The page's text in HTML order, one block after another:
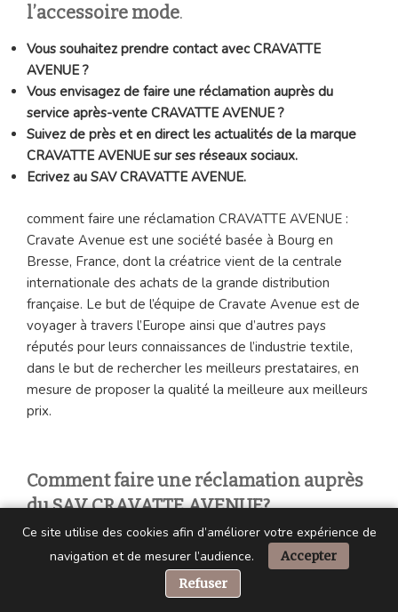
l’accessoire mode.
Vous souhaitez prendre contact avec CRAVATTE
AVENUE ?
Vous envisagez de faire une réclamation auprès du
service après-vente CRAVATTE AVENUE ?
Suivez de près et en direct les actualités de la marque
CRAVATTE AVENUE sur ses réseaux sociaux.
Ecrivez au SAV CRAVATTE AVENUE.
comment faire une réclamation CRAVATTE AVENUE :
Cravate Avenue est une société basée à Bourg en
Bresse, France, dont la créatrice vient de la centrale
internationale des achats de la grande distribution
française. Le but de l’équipe de Cravate Avenue est de
voyager à travers l’Europe ainsi que d’autres pays
réputés pour leurs connaissances de l’industrie textile,
dans le but de rechercher les meilleurs prestataires, en
mesure de proposer la qualité la meilleure aux meilleurs
prix.
Comment faire une réclamation auprès
du SAV CRAVATTE AVENUE?
En cas de problème concernant le produit, faites appel
aux spécialistes en vous adressant au service après-
vente de l’enseigne. Pour vous aider efficacement, merci
Ce site utilise des cookies afin d’améliorer votre expérience de
navigation et de mesurer l’audience.
Accepter
Refuser